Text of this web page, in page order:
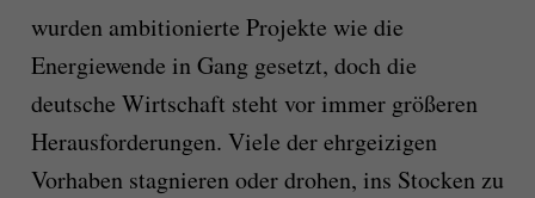
wurden ambitionierte Projekte wie die
Energiewende in Gang gesetzt, doch die
deutsche Wirtschaft steht vor immer größeren
Herausforderungen. Viele der ehrgeizigen
Vorhaben stagnieren oder drohen, ins Stocken zu